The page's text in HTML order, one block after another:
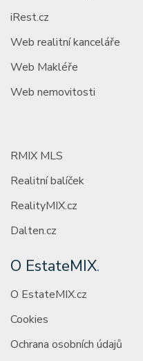
iRest.cz
Web realitní kanceláře
Web Makléře
Web nemovitosti
RMIX MLS
Realitní balíček
RealityMIX.cz
Dalten.cz
O EstateMIX.
O EstateMIX.cz
Cookies
Ochrana osobních údajů